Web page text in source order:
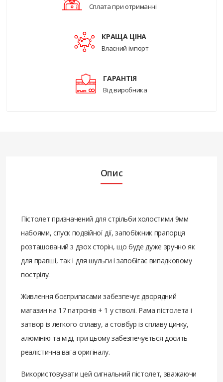
Сплата при отриманні
КРАЩА ЦІНА
Власний імпорт
ГАРАНТІЯ
Від виробника
Опис
Пістолет призначений для стрільби холостими 9мм
набоями, спуск подвійної дії, запобіжник прапорця
розташований з двох сторін, що буде дуже зручно як
для правші, так і для шульги і запобігає випадковому
пострілу.
Живлення боєприпасами забезпечує дворядний
магазин на 17 патронів + 1 у стволі. Рама пістолета і
затвор із легкого сплаву, а стовбур із сплаву цинку,
алюмінію та міді, при цьому забезпечується досить
реалістична вага оригіналу.
Використовувати цей сигнальний пістолет, зважаючи